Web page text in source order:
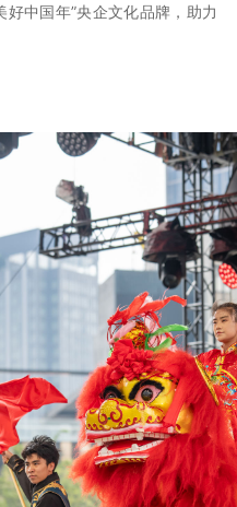
中国年”央企文化品牌，助力